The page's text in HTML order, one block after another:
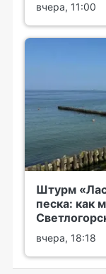
вчера, 11:00
Штурм
песка: как
вчера, 18:18